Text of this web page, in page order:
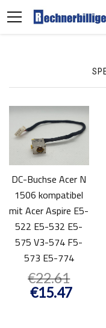
DC-Buchse Acer N
1506 kompatibel
mit Acer Aspire E5-
522 E5-532 E5-
575 V3-574 F5-
573 E5-774
€22.61
€15.47